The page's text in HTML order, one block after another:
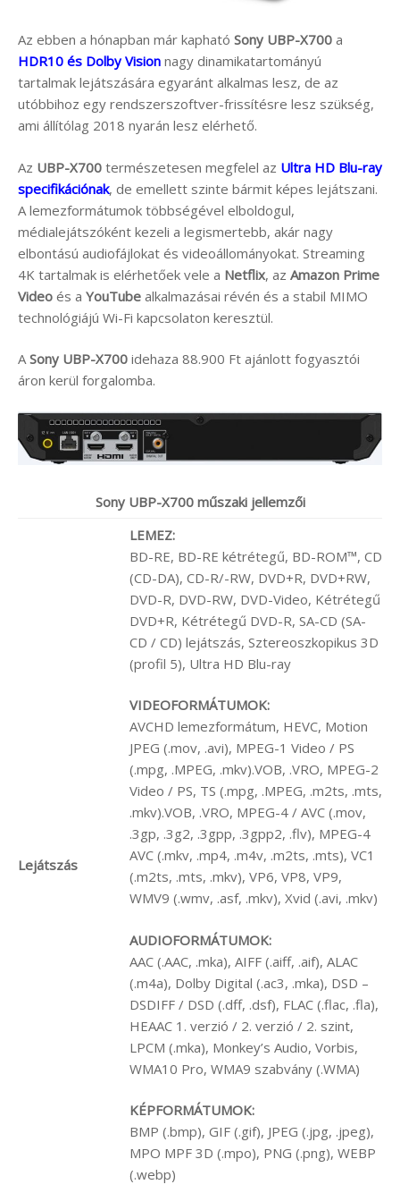
Az ebben a hónapban már kapható Sony UBP-X700 a
HDR10 és Dolby Vision nagy dinamikatartományú
tartalmak lejátszására egyaránt alkalmas lesz, de az
utóbbihoz egy rendszerszoftver-frissítésre lesz szükség,
ami állítólag 2018 nyarán lesz elérhető.
Az UBP-X700 természetesen megfelel az Ultra HD Blu-ray
specifikációnak, de emellett szinte bármit képes lejátszani.
A lemezformátumok többségével elboldogul,
médialejátszóként kezeli a legismertebb, akár nagy
elbontású audiofájlokat és videoállományokat. Streaming
4K tartalmak is elérhetőek vele a Netflix, az Amazon Prime
Video és a YouTube alkalmazásai révén és a stabil MIMO
technológiájú Wi-Fi kapcsolaton keresztül.
ASony UBP-X700 idehaza 88.900 Ft ajánlott fogyasztói
áron kerül forgalomba.
Sony UBP-X700 műszaki jellemzői
Lejátszás
LEMEZ:
BD-RE, BD-RE kétrétegű, BD-ROM™, CD
(CD-DA), CD-R/-RW, DVD+R, DVD+RW,
DVD-R, DVD-RW, DVD-Video, Kétrétegű
DVD+R, Kétrétegű DVD-R, SA-CD (SA-
CD / CD) lejátszás, Sztereoszkopikus 3D
(profil 5), Ultra HD Blu-ray
VIDEOFORMÁTUMOK:
AVCHD lemezformátum, HEVC, Motion
JPEG (.mov, .avi), MPEG-1 Video / PS
(.mpg, .MPEG, .mkv).VOB, .VRO, MPEG-2
Video / PS, TS (.mpg, .MPEG, .m2ts, .mts,
.mkv).VOB, .VRO, MPEG-4 / AVC (.mov,
.3gp, .3g2, .3gpp, .3gpp2, .flv), MPEG-4
AVC (.mkv, .mp4, .m4v, .m2ts, .mts), VC1
(.m2ts, .mts, .mkv), VP6, VP8, VP9,
WMV9 (.wmv, .asf, .mkv), Xvid (.avi, .mkv)
AUDIOFORMÁTUMOK:
AAC (.AAC, .mka), AIFF (.aiff, .aif), ALAC
(.m4a), Dolby Digital (.ac3, .mka), DSD –
DSDIFF / DSD (.dff, .dsf), FLAC (.flac, .fla),
HEAAC 1. verzió / 2. verzió / 2. szint,
LPCM (.mka), Monkey’s Audio, Vorbis,
WMA10 Pro, WMA9 szabvány (.WMA)
KÉPFORMÁTUMOK:
BMP (.bmp), GIF (.gif), JPEG (.jpg, .jpeg),
MPO MPF 3D (.mpo), PNG (.png), WEBP
(.webp)